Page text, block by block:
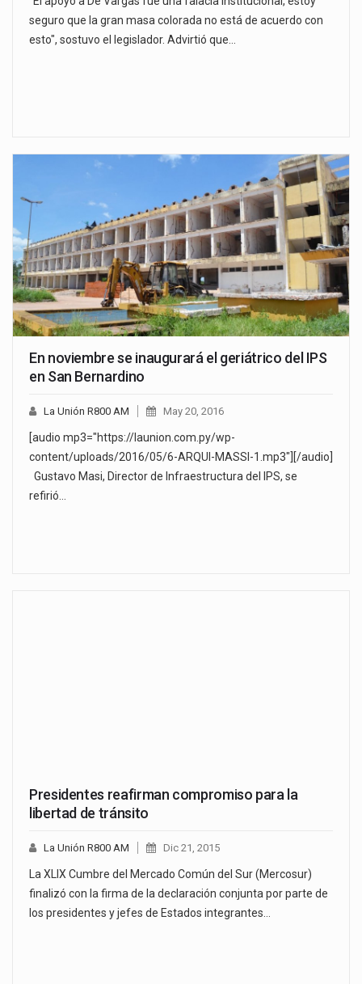
seguro que la gran masa colorada no está de acuerdo con
esto", sostuvo el legislador. Advirtió que…
En noviembre se inaugurará el geriátrico del IPS
en San Bernardino
La Unión R800 AM May 20, 2016
[audio mp3="https://launion.com.py/wp-
content/uploads/2016/05/6-ARQUI-MASSI-1.mp3"][/audio]
Gustavo Masi, Director de Infraestructura del IPS, se
refirió…
Presidentes reafirman compromiso para la
libertad de tránsito
La Unión R800 AM Dic 21, 2015
La XLIX Cumbre del Mercado Común del Sur (Mercosur)
finalizó con la firma de la declaración conjunta por parte de
los presidentes y jefes de Estados integrantes…